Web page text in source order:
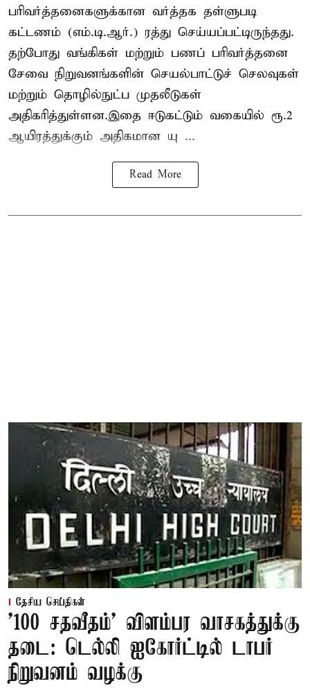
பரிவர்த்தனைகளுக்கான வர்த்தக தள்ளுபடி
கட்டணம் (எம்.டி.ஆர்.) ரத்து செய்யப்பட்டிருந்தது.
தற்போது வங்கிகள் மற்றும் பணப் பரிவர்த்தனை
சேவை நிறுவனங்களின் செயல்பாட்டுச் செலவுகள்
மற்றும் தொழில்நுட்ப முதலீடுகள்
அதிகரித்துள்ளன.இதை ஈடுகட்டும் வகையில் ரூ.2
ஆயிரத்துக்கும் அதிகமான யு ...
Read More
தேசிய செய்திகள்
'100 சதவீதம்' விளம்பர வாசகத்துக்கு
தடை: டெல்லி ஐகோர்ட்டில் டாபர்
நிறுவனம் வழக்கு